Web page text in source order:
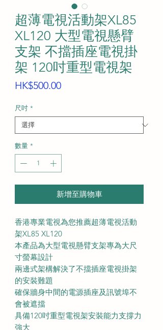
超薄電視活動架XL85
XL120 大型電視懸臂
支架 不擋插座電視掛
架 120吋重型電視架
HK$500.00價
尺吋 *
數量 *
新增至購物車
香港專業電視為您推薦超薄電視活動
架XL85 XL120
本產品為大型電視懸臂支架專為大尺
寸螢幕設計
兩邊式架構解決了不擋插座電視掛架
的安裝難題
確保牆身中間的電源插座及訊號埠不
會被遮擋
具備120吋重型電視架安裝能力支撐力
強大